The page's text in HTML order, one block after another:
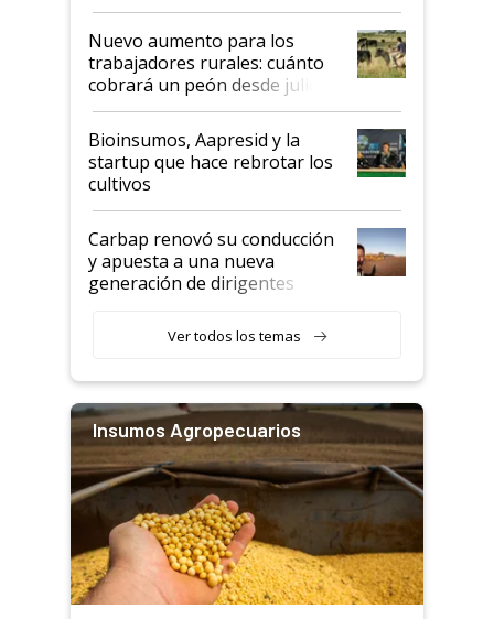
Nuevo aumento para los
trabajadores rurales: cuánto
cobrará un peón desde julio
Bioinsumos, Aapresid y la
startup que hace rebrotar los
cultivos
Carbap renovó su conducción
y apuesta a una nueva
generación de dirigentes
Ver todos los temas
Insumos Agropecuarios